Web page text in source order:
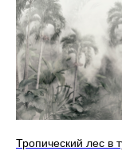
Тропический лес в